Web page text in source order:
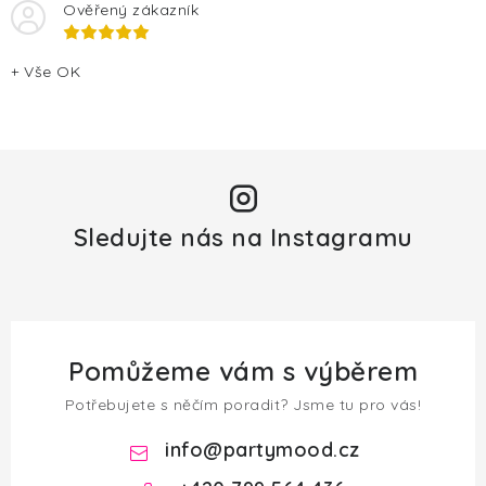
v
ý
p
Ověřený zákazník
+ Vše OK
Sledujte nás na Instagramu
Pomůžeme vám s výběrem
Potřebujete s něčím poradit? Jsme tu pro vás!
info@partymood.cz